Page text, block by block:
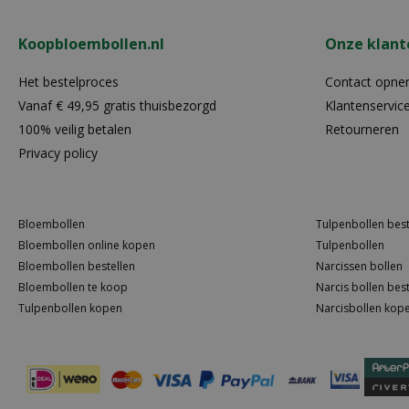
Koopbloembollen.nl
Het bestelproces
Vanaf € 49,95 gratis thuisbezorgd
100% veilig betalen
Privacy policy
Onze
Contact
Klantenservice
Retourneren
Bloembollen
Bloembollen online kopen
Bloembollen bestellen
Bloembollen te koop
Tulpenbollen kopen
Tulpenbollen
Tulpenbollen
Narcissen bollen
Narcis bollen
Narcisbollen